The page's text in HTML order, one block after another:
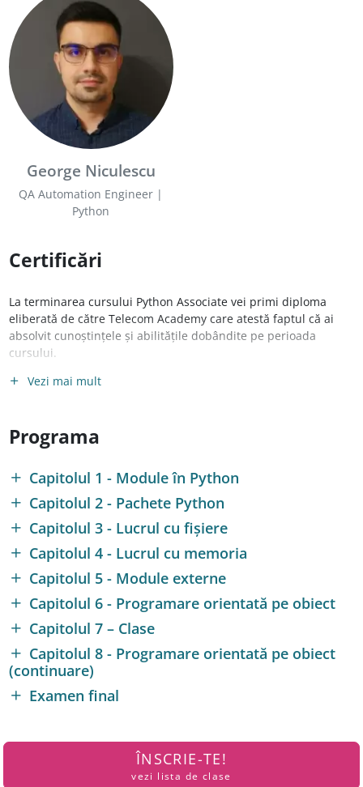
George Niculescu
QA Automation Engineer |
Python
Certificări
La terminarea cursului Python Associate vei primi diploma
eliberată de către Telecom Academy care atestă faptul că ai
absolvit cunoștințele și abilitățile dobândite pe perioada
cursului.
Vezi mai mult
Programa
Capitolul 1 - Module în Python
Capitolul 2 - Pachete Python
Capitolul 3 - Lucrul cu fișiere
Capitolul 4 - Lucrul cu memoria
Capitolul 5 - Module externe
Capitolul 6 - Programare orientată pe obiect
Capitolul 7 – Clase
Capitolul 8 - Programare orientată pe obiect
(continuare)
Examen final
ÎNSCRIE-TE!
vezi lista de clase